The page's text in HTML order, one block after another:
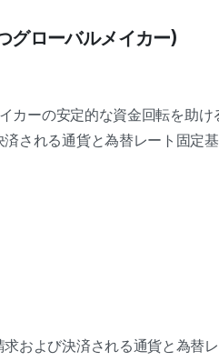
グローバルメイカー)
カーの安定的な資金回転を助
される通貨と為替レート固定
および決済される通貨と為替